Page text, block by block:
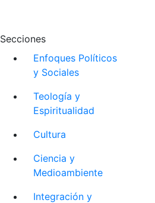
Secciones
Enfoques Políticos
y Sociales
Teología y
Espiritualidad
Cultura
Ciencia y
Medioambiente
Integración y